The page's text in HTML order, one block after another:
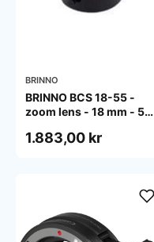
BRINNO
BRINNO BCS 18-55 -
zoom lens - 18 mm - 55
1.883,00 kr